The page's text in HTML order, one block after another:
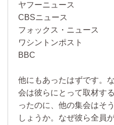
ヤフーニュース
CBSニュース
フォックス・ニュース
ワシントンポスト
BBC
他にもあったはずです。
会は彼らにとって取材す
ったのに、他の集会はそ
しょうか。なぜ彼ら全員